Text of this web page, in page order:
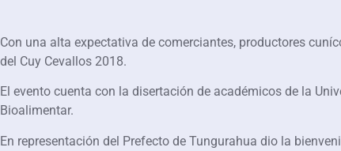
Con una alta expectativa de comerciantes, productores
del Cuy Cevallos 2018.
El evento cuenta con la disertación de académicos de la
Bioalimentar.
En representación del Prefecto de Tungurahua dio la